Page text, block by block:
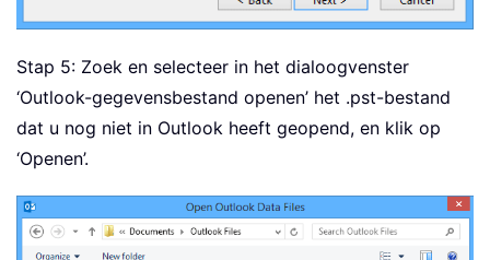
Stap 5: Zoek en selecteer in het dialoogvenster
‘Outlook-gegevensbestand openen’ het .pst-bestand
dat u nog niet in Outlook heeft geopend, en klik op
‘Openen’.